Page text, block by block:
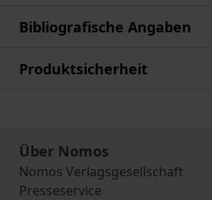
Bibliografische Angaben
Produktsicherheit
Über Nomos
Nomos Verlagsgesellschaft
Presseservice